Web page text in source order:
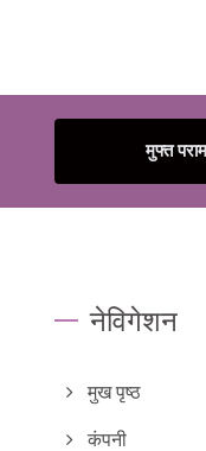
मुफ्त
नेविगेशन
मुख पृष्ठ
कंपनी